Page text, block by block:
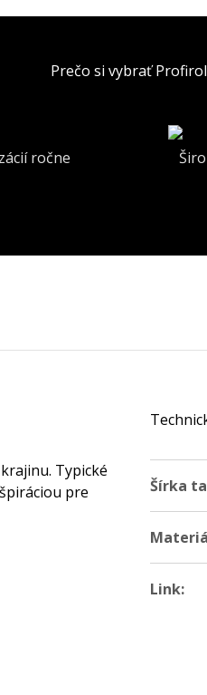
Prečo si vybrať
ročne
Typické
pre
Šírka
Link: